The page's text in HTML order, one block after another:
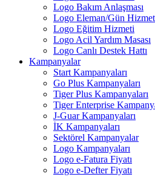
Logo Bakım Anlaşması
Logo Eleman/Gün
Logo Eğitim Hizmeti
Logo Acil Yardım Masası
Logo Canlı Destek Hattı
Kampanyalar
Start Kampanyaları
Go Plus Kampanyaları
Tiger Plus Kampanyaları
Tiger Enterprise
J-Guar Kampanyaları
İK Kampanyaları
Sektörel Kampanyalar
Logo Kampanyaları
Logo e-Fatura Fiyatı
Logo e-Defter Fiyatı